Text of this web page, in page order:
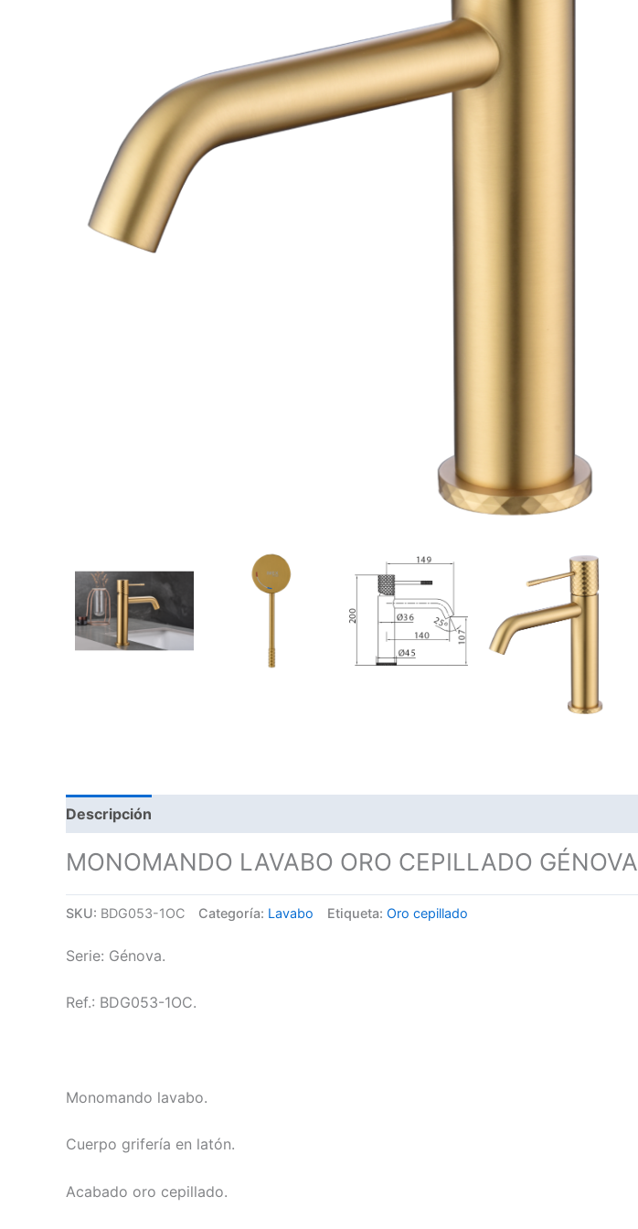
Descripción
MONOMANDO LAVABO ORO CEPILLADO GÉNOVA
SKU: BDG053-1OC Categoría: Lavabo Etiqueta: Oro cepillado
Serie: Génova.
Ref.: BDG053-1OC.
Monomando lavabo.
Cuerpo grifería en latón.
Acabado oro cepillado.